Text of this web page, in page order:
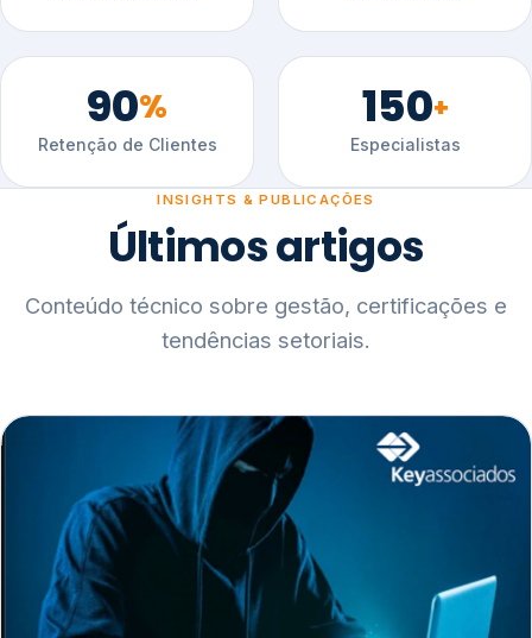
90%
Retenção de Clientes
150+
Especialistas
INSIGHTS & PUBLICAÇÕES
Últimos artigos
Conteúdo técnico sobre gestão, certificações e
tendências setoriais.